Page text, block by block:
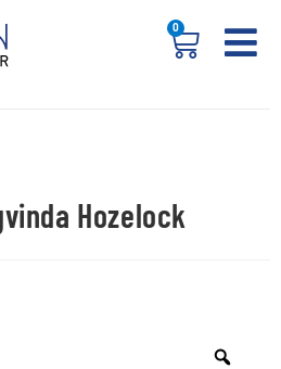
0
Hozelock